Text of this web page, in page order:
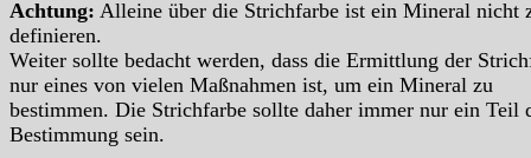
Achtung: Alleine über die Strichfarbe ist ein Mineral nicht
definieren.
Weiter sollte bedacht werden, dass die Ermittlung der
nur eines von vielen Maßnahmen ist, um ein Mineral zu
bestimmen. Die Strichfarbe sollte daher immer nur ein Teil
Bestimmung sein.